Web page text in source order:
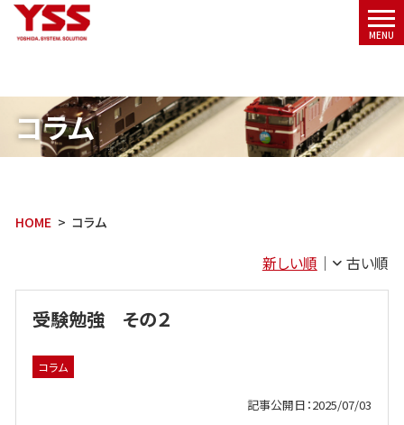
コラム
HOME コラム
新しい順 古い順
受験勉強 その２
コラム
記事公開日：2025/07/03
メニ
MENU